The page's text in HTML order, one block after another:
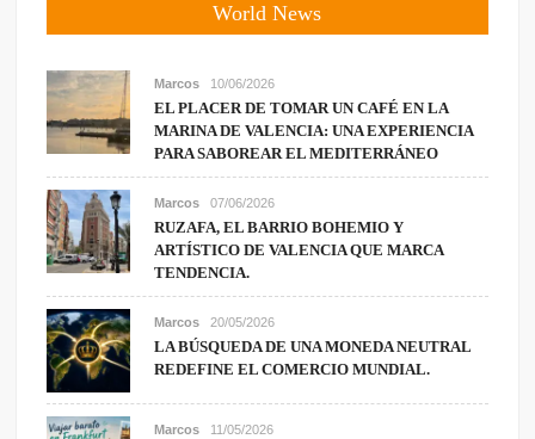
World News
Marcos 10/06/2026
EL PLACER DE TOMAR UN CAFÉ EN LA
MARINA DE VALENCIA: UNA EXPERIENCIA
PARA SABOREAR EL MEDITERRÁNEO
Marcos 07/06/2026
RUZAFA, EL BARRIO BOHEMIO Y
ARTÍSTICO DE VALENCIA QUE MARCA
TENDENCIA.
Marcos 20/05/2026
LA BÚSQUEDA DE UNA MONEDA NEUTRAL
REDEFINE EL COMERCIO MUNDIAL.
Marcos 11/05/2026